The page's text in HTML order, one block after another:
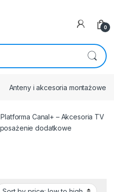
0
Anteny i akcesoria montażowe
Canal+ – Akcesoria TV
dodatkowe